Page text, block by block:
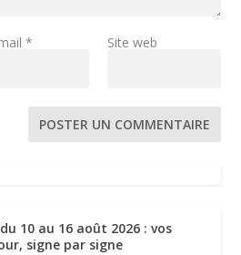
* Site web
10 au 16 août 2026 : vos
signe par signe